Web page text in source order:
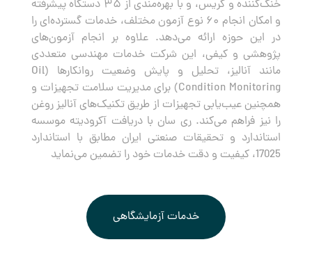
خنک‌کننده و گریس، و با بهره‌مندی از ۳۵ دستگاه پیشرفته
و امکان انجام ۶۰ نوع آزمون مختلف، خدمات گسترده‌ای را
در این حوزه ارائه می‌دهد. علاوه بر انجام آزمون‌های
پژوهشی و کیفی، این شرکت خدمات مهندسی متعددی
مانند آنالیز، تحلیل و پایش وضعیت روانکارها (Oil
Condition Monitoring) برای مدیریت سلامت تجهیزات و
همچنین عیب‌یابی تجهیزات از طریق تکنیک‌های آنالیز روغن
را نیز فراهم می‌کند. ری سان با دریافت آکرودیته موسسه
استاندارد و تحقیقات صنعتی ایران مطابق با استاندارد
17025، کیفیت و دقت خدمات خود را تضمین می‌نماید
خدمات آزمایشگاهی